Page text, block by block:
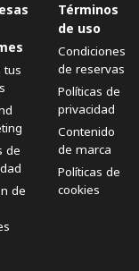
tus
de
de
Términos
de uso
Condiciones
de reservas
Políticas de
privacidad
Contenido
de marca
Políticas de
cookies